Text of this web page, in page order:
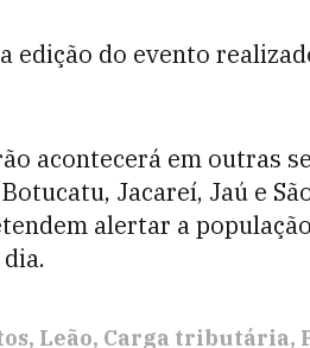
edição do evento
acontecerá em outras
Jacareí, Jaú e
alertar a
Leão Carga tributária